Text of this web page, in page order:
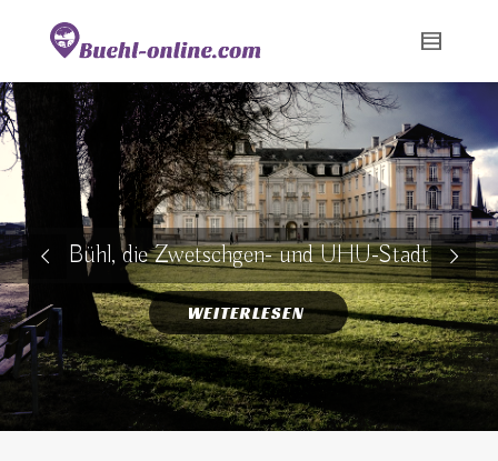
Bühl, die Zwetschgen- und UHU-Stadt
WEITERLESEN